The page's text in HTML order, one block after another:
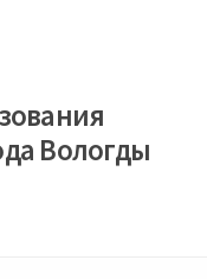
Вологды